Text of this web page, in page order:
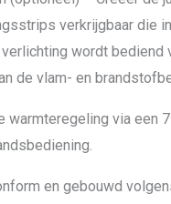
verkrijgbaar die
wordt
de vlam- en
warmteregeling via een
en gebouwd